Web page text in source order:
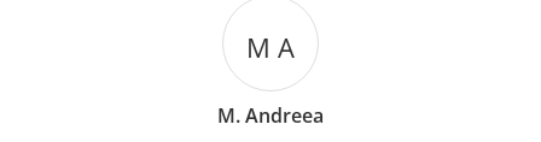
M A
M. Andreea